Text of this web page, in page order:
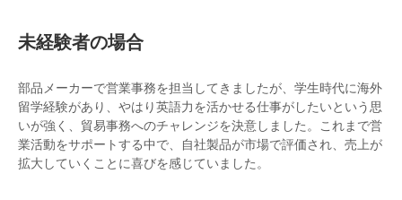
未経験者の場合
部品メーカーで営業事務を担当してきましたが、学生時代に海外
留学経験があり、やはり英語力を活かせる仕事がしたいという思
いが強く、貿易事務へのチャレンジを決意しました。これまで営
業活動をサポートする中で、自社製品が市場で評価され、売上が
拡大していくことに喜びを感じていました。